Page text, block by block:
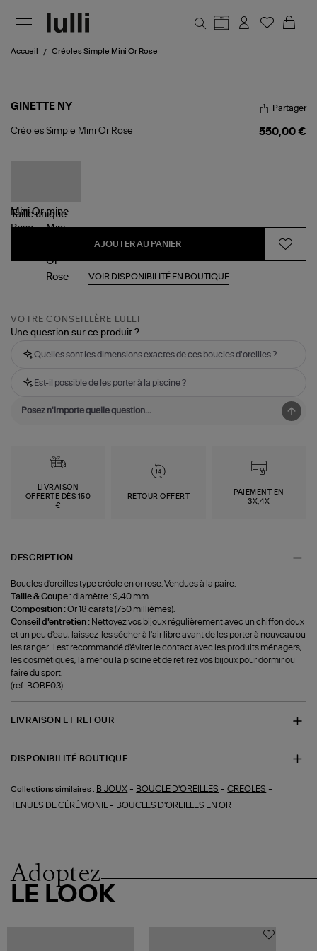
Accueil Créoles Simple Mini Or Rose
GINETTE NY
Créoles
Partager
Créoles Simple Mini Or Rose 550,00 €
Tailleunique
AJOUTER AU PANIER
VOIR DISPONIBILITÉ EN BOUTIQUE
VOTRE CONSEILLÈRE LULLI
Une question sur ce produit ?
Quelles sont les dimensions exactes de ces boucles d'oreilles ?
Est-il possible de les porter à la piscine ?
LIVRAISON
OFFERTE DÈS 150
€
RETOUR OFFERT
PAIEMENT EN
3X,4X
DESCRIPTION
Boucles d'oreilles type créole en or rose. Vendues à la paire.
Taille & Coupe :diamètre : 9,40 mm.
Composition :Or 18 carats (750 millièmes).
Conseil d'entretien : Nettoyez vos bijoux régulièrement avec un chiffon doux
et un peu d'eau, laissez-les sécher à l'air libre avant de les porter à nouveau ou
les ranger. Il est recommandé d'éviter le contact avec les produits ménagers,
les cosmétiques, la mer ou la piscine et de retirez vos bijoux pour dormir ou
faire du sport.
(ref-BOBE03)
LIVRAISON ET RETOUR
DISPONIBILITÉ BOUTIQUE
Collections similaires : BIJOUX - BOUCLE D'OREILLES -CREOLES -
TENUES DE CÉRÉMONIE - BOUCLES D'OREILLES EN OR
Adoptez
LE LOOK